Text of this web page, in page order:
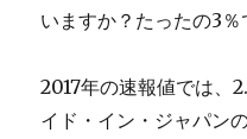
いますか？たったの3％
2017年の速報値では、
イド・イン・ジャパン